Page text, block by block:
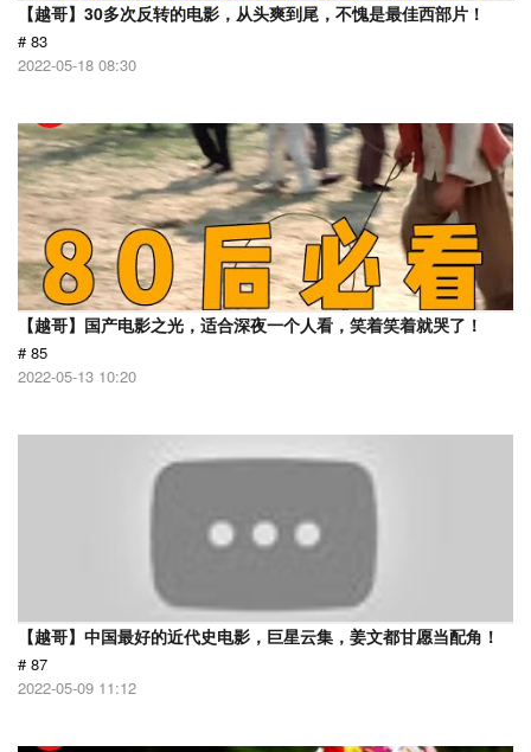
【越哥】30多次反转的电影，从头爽到尾，不愧是最佳西部片！
# 83
2022-05-18 08:30
【越哥】国产电影之光，适合深夜一个人看，笑着笑着就哭了！
# 85
2022-05-13 10:20
【越哥】中国最好的近代史电影，巨星云集，姜文都甘愿当配角！
# 87
2022-05-09 11:12